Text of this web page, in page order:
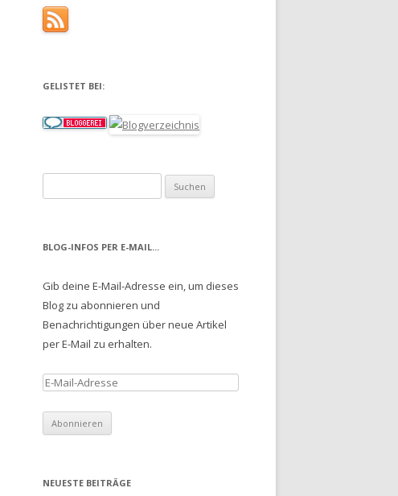
GELISTET BEI:
BLOG-INFOS PER E-MAIL...
Gib deine E-Mail-Adresse ein, um dieses
Blog zu abonnieren und
Benachrichtigungen über neue Artikel
per E-Mail zu erhalten.
E
lNEUESTE BEITRÄGE